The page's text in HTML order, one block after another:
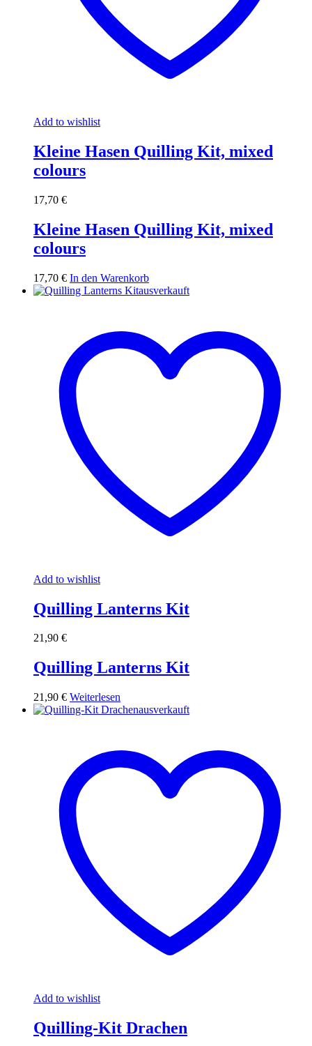
Add to wishlist
Kleine Hasen Quilling Kit, mixed
colours
17,70 €
Kleine Hasen Quilling Kit, mixed
colours
17,70 € In den Warenkorb
ausverkauft
Add to wishlist
Quilling Lanterns Kit
21,90 €
Quilling Lanterns Kit
21,90 € Weiterlesen
ausverkauft
Add to wishlist
Quilling-Kit Drachen